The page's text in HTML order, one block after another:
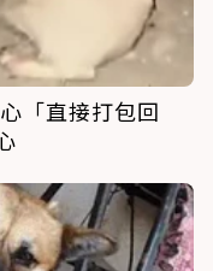
「直接打包回